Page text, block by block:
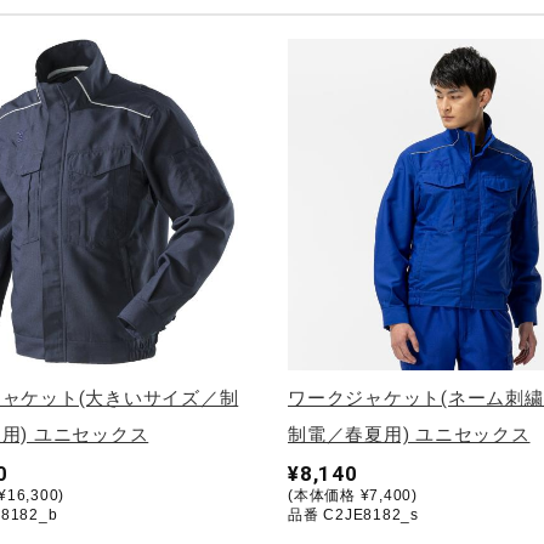
ケット(大きいサイズ／制
) ユニセックス
ワークジャケット(ネーム刺
制電／春夏用) ユニセックス
¥8,140
(本体価格 ¥7,400)
品番 C2JE8182_s